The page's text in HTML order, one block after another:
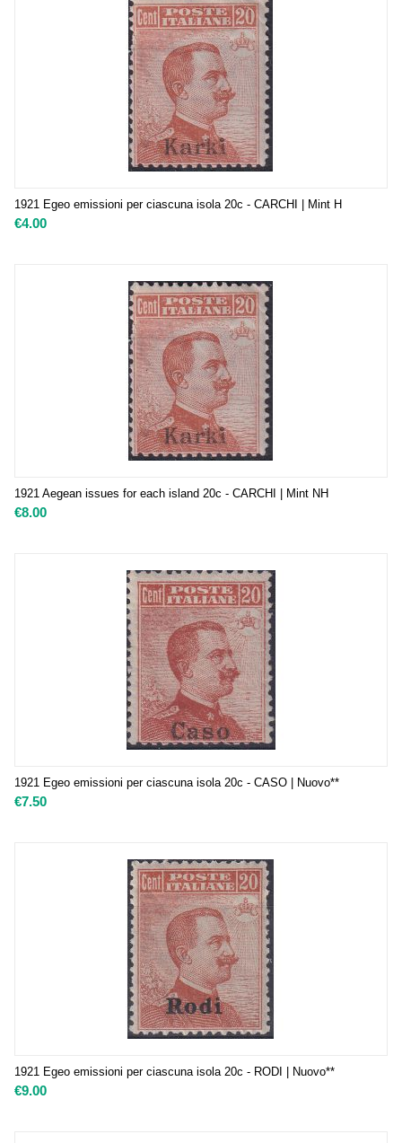
1921 Egeo emissioni per ciascuna isola 20c - CARCHI | Mint H
€4.00
1921 Aegean issues for each island 20c - CARCHI | Mint NH
€8.00
1921 Egeo emissioni per ciascuna isola 20c - CASO | Nuovo**
€7.50
1921 Egeo emissioni per ciascuna isola 20c - RODI | Nuovo**
€9.00